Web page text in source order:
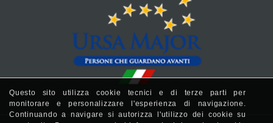
Questo sito utilizza cookie tecnici e di terze parti per
monitorare e personalizzare l'esperienza di navigazione.
Continuando a navigare si autorizza l'utilizzo dei cookie su